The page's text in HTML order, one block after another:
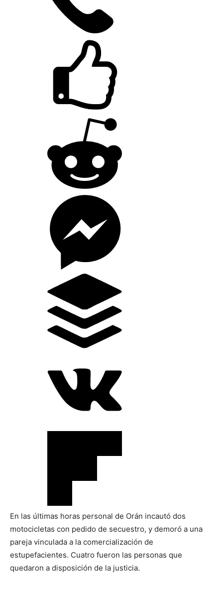
En las últimas horas personal de Orán incautó dos
motocicletas con pedido de secuestro, y demoró a una
pareja vinculada a la comercialización de
estupefacientes. Cuatro fueron las personas que
quedaron a disposición de la justicia.